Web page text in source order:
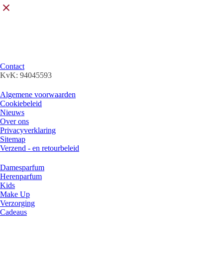
Contact
KvK: 94045593
Algemene voorwaarden
Cookiebeleid
Nieuws
Over ons
Privacyverklaring
Sitemap
Verzend - en retourbeleid
Damesparfum
Herenparfum
Kids
Make Up
Verzorging
Cadeaus